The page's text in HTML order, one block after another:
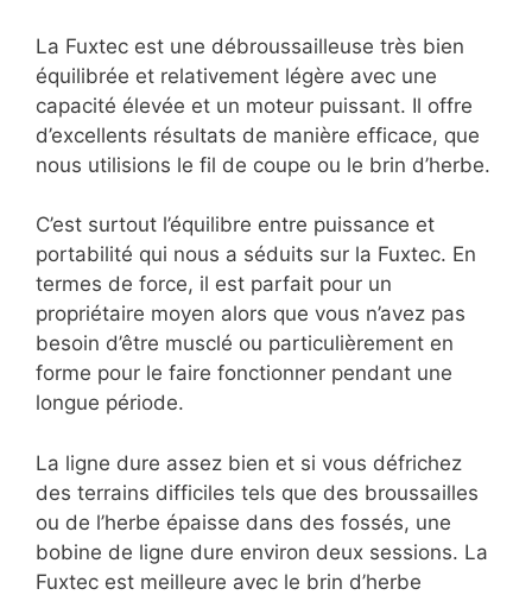
La Fuxtec est une débroussailleuse très bien
équilibrée et relativement légère avec une
capacité élevée et un moteur puissant. Il offre
d’excellents résultats de manière efficace, que
nous utilisions le fil de coupe ou le brin d’herbe.
C’est surtout l’équilibre entre puissance et
portabilité qui nous a séduits sur la Fuxtec. En
termes de force, il est parfait pour un
propriétaire moyen alors que vous n’avez pas
besoin d’être musclé ou particulièrement en
forme pour le faire fonctionner pendant une
longue période.
La ligne dure assez bien et si vous défrichez
des terrains difficiles tels que des broussailles
ou de l’herbe épaisse dans des fossés, une
bobine de ligne dure environ deux sessions. La
Fuxtec est meilleure avec le brin d’herbe